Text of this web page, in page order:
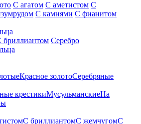
С агатом С аметистом С
С камнями С фианитом
бриллиантом Серебро
Красное золотоСеребряные
крестикиМусульманскиеНа
С бриллиантомС жемчугомС